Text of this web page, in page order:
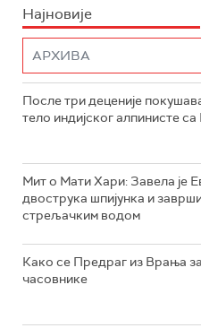
Најновије
После три деценије
тело индијског алпинисте
Мит о Мати Хари: Завела је
двострука шпијунка и
стрељачким водом
Како се Предраг из Врања
часовнике